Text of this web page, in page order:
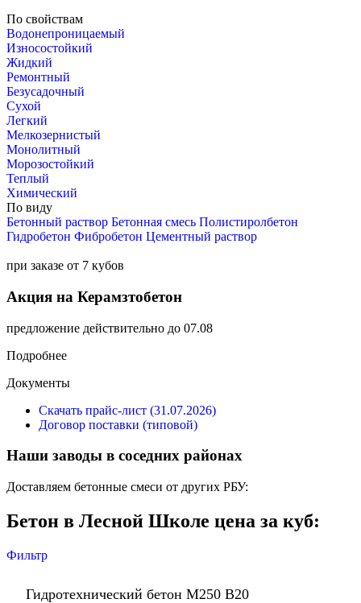
По свойствам
Водонепроницаемый
Износостойкий
Жидкий
Ремонтный
Безусадочный
Сухой
Легкий
Мелкозернистый
Монолитный
Морозостойкий
Теплый
Химический
По виду
Бетонный раствор Бетонная смесь Полистиролбетон
Гидробетон Фибробетон Цементный раствор
при заказе от 7 кубов
Акция на Керамзтобетон
предложение действительно до 07.08
Подробнее
Документы
Скачать прайс-лист (31.07.2026)
Договор поставки (типовой)
Наши заводы в соседних районах
Доставляем бетонные смеси от других РБУ:
Бетон в Лесной Школе цена за куб:
Фильтр
Гидротехнический бетон М250 В20